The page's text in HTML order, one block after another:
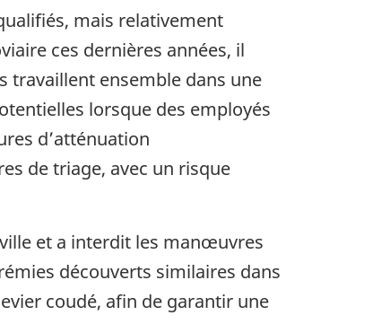
mais relativement
ces dernières années, il
travaillent ensemble dans une
lorsque des employés
d’atténuation
de triage, avec un risque
et a interdit les manœuvres
découverts similaires dans
coudé, afin de garantir une